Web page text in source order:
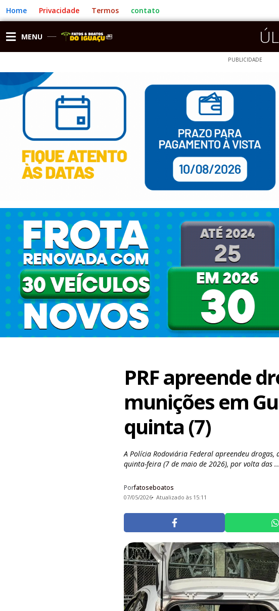
para
o
conteúdo
Home Privacidade Termos contato
MENU
PUBLICIDADE
PRF apreende
munições em
quinta (7)
A Polícia Rodoviária Federal apreendeu
quinta-feira (7 de maio de 2026), por volta das
Porfatoseboatos
07/05/2026 Atualizado às 15:11